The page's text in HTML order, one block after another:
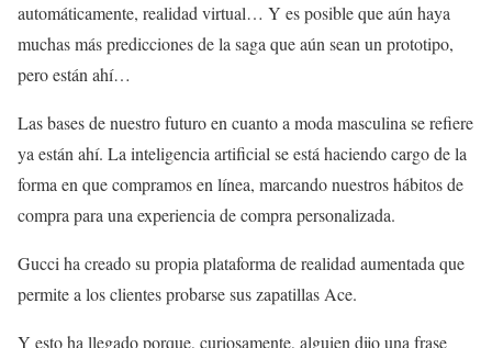
automáticamente, realidad virtual… Y es posible que aún haya
muchas más predicciones de la saga que aún sean un prototipo,
pero están ahí…
Las bases de nuestro futuro en cuanto a moda masculina se refiere
ya están ahí. La inteligencia artificial se está haciendo cargo de la
forma en que compramos en línea, marcando nuestros hábitos de
compra para una experiencia de compra personalizada.
Gucci ha creado su propia plataforma de realidad aumentada que
permite a los clientes probarse sus zapatillas Ace.
Y esto ha llegado porque, curiosamente, alguien dijo una frase